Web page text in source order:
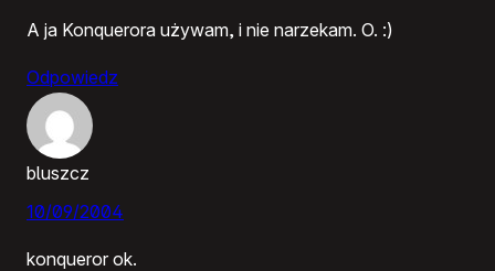
A ja Konquerora używam, i nie narzekam. O. :)
Odpowiedz
bluszcz
10/09/2004
konqueror ok.